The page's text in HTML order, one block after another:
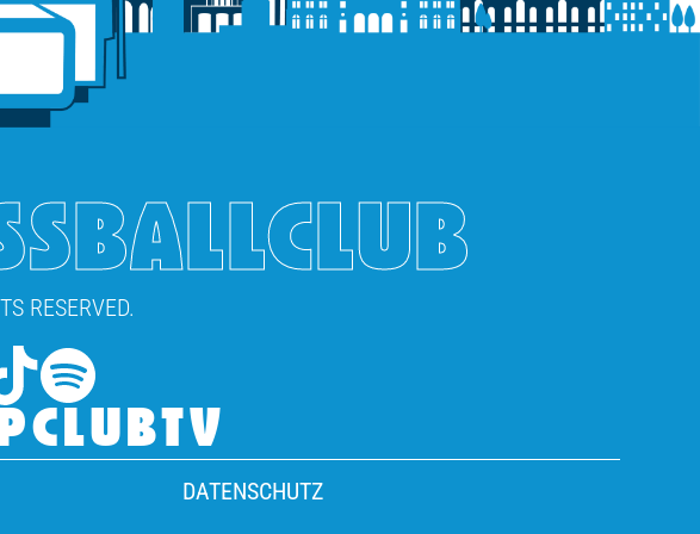
RESERVED.
CLUBTV
DATENSCHUTZ